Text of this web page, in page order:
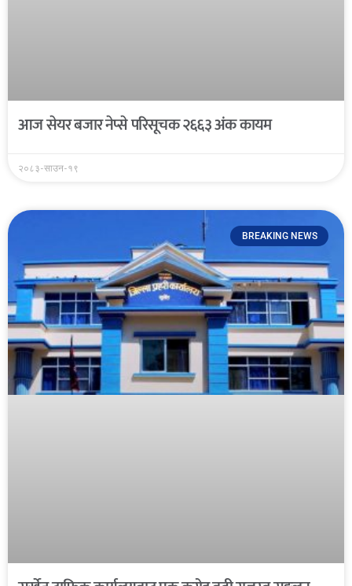
आज सेयर बजार नेप्से परिसूचक २६६३ अंक कायम
२०८३-साउन-१९
BREAKING NEWS